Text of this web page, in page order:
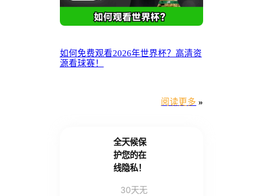
如何免费观看2026年世界杯？高清资
源看球赛！
阅读更多 »
全天候保
护您的在
线隐私！
30天无